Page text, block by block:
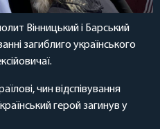
Вінницький і Барський
загиблиго українського
чин відспівування
герой загинув у